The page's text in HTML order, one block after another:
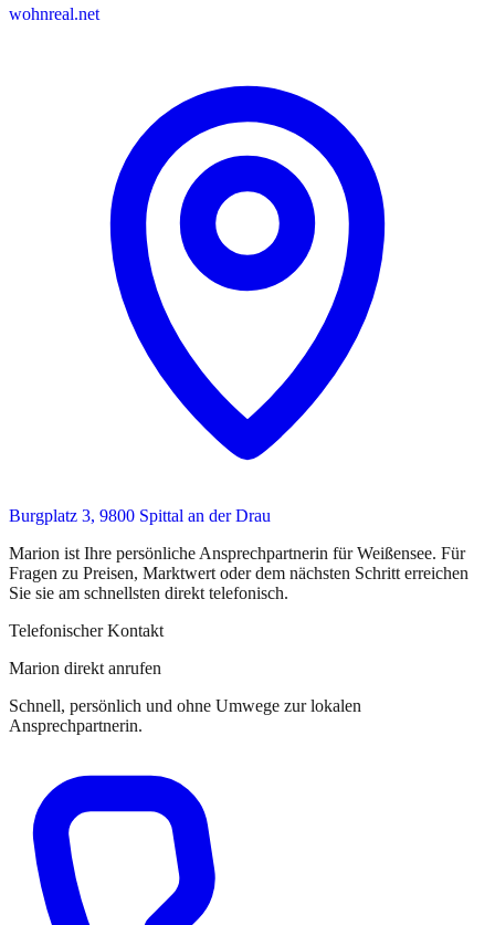
wohnreal.net
Burgplatz 3, 9800 Spittal an der Drau
Marion ist Ihre persönliche Ansprechpartnerin für Weißensee. Für
Fragen zu Preisen, Marktwert oder dem nächsten Schritt erreichen
Sie sie am schnellsten direkt telefonisch.
Telefonischer Kontakt
Marion direkt anrufen
Schnell, persönlich und ohne Umwege zur lokalen
Ansprechpartnerin.